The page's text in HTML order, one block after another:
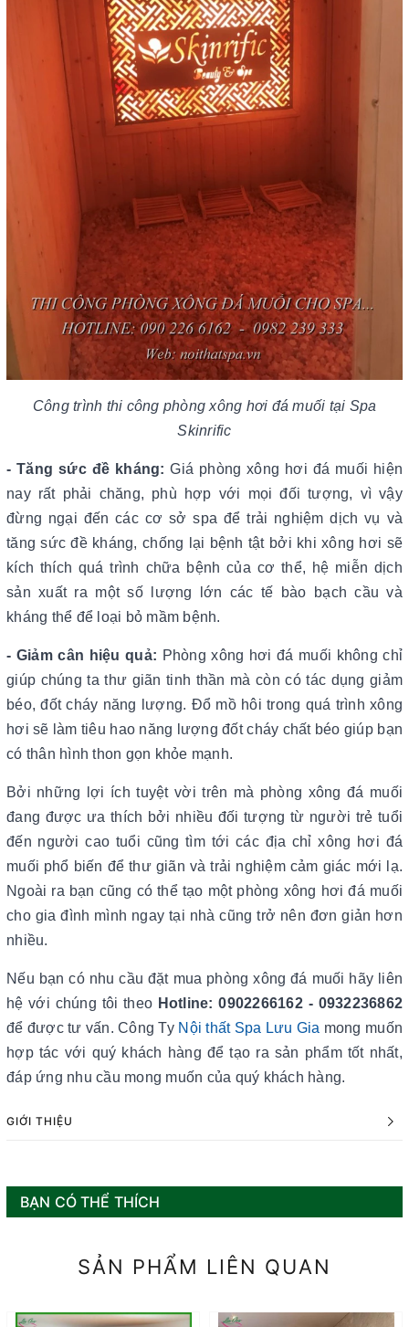
Công trình thi công phòng xông hơi đá muối tại Spa
Skinrific
- Tăng sức đề kháng:Giá phòng xông hơi đá muối hiện
nay rất phải chăng, phù hợp với mọi đối tượng, vì vậy
đừng ngại đến các cơ sở spa để trải nghiệm dịch vụ và
tăng sức đề kháng, chống lại bệnh tật bởi khi xông hơi sẽ
kích thích quá trình chữa bệnh của cơ thể, hệ miễn dịch
sản xuất ra một số lượng lớn các tế bào bạch cầu và
kháng thể để loại bỏ mầm bệnh.
- Giảm cân hiệu quả: Phòng xông hơi đá muối không chỉ
giúp chúng ta thư giãn tinh thần mà còn có tác dụng giảm
béo, đốt cháy năng lượng. Đổ mồ hôi trong quá trình xông
hơi sẽ làm tiêu hao năng lượng đốt cháy chất béo giúp bạn
có thân hình thon gọn khỏe mạnh.
Bởi những lợi ích tuyệt vời trên mà phòng xông đá muối
đang được ưa thích bởi nhiều đối tượng từ người trẻ tuổi
đến người cao tuổi cũng tìm tới các địa chỉ xông hơi đá
muối phổ biến để thư giãn và trải nghiệm cảm giác mới lạ.
Ngoài ra bạn cũng có thể tạo một phòng xông hơi đá muối
cho gia đình mình ngay tại nhà cũng trở nên đơn giản hơn
nhiều.
Nếu bạn có nhu cầu đặt mua phòng xông đá muối hãy liên
hệ với chúng tôi theo Hotline: 0902266162 - 0932236862
để được tư vấn. Công Ty Nội thất Spa Lưu Gia mong muốn
hợp tác với quý khách hàng để tạo ra sản phẩm tốt nhất,
đáp ứng nhu cầu mong muốn của quý khách hàng.
GIỚI THIỆU
BẠN CÓ THỂ THÍCH
SẢN PHẨM LIÊN QUAN